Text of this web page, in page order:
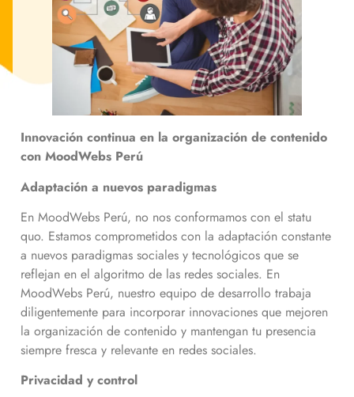
Innovación continua en la organización de contenido
con MoodWebs Perú
Adaptación a nuevos paradigmas
En MoodWebs Perú, no nos conformamos con el statu
quo. Estamos comprometidos con la adaptación constante
a nuevos paradigmas sociales y tecnológicos que se
reflejan en el algoritmo de las redes sociales. En
MoodWebs Perú, nuestro equipo de desarrollo trabaja
diligentemente para incorporar innovaciones que mejoren
la organización de contenido y mantengan tu presencia
siempre fresca y relevante en redes sociales.
Privacidad y control